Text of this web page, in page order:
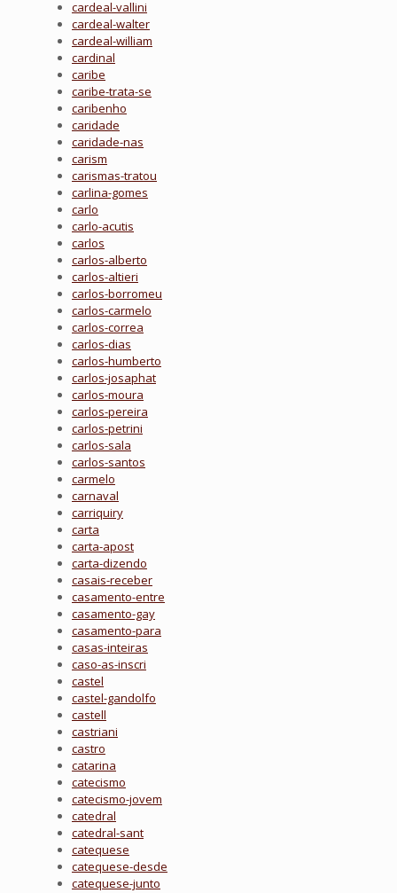
cardeal-vallini
cardeal-walter
cardeal-william
cardinal
caribe
caribe-trata-se
caribenho
caridade
caridade-nas
carism
carismas-tratou
carlina-gomes
carlo
carlo-acutis
carlos
carlos-alberto
carlos-altieri
carlos-borromeu
carlos-carmelo
carlos-correa
carlos-dias
carlos-humberto
carlos-josaphat
carlos-moura
carlos-pereira
carlos-petrini
carlos-sala
carlos-santos
carmelo
carnaval
carriquiry
carta
carta-apost
carta-dizendo
casais-receber
casamento-entre
casamento-gay
casamento-para
casas-inteiras
caso-as-inscri
castel
castel-gandolfo
castell
castriani
castro
catarina
catecismo
catecismo-jovem
catedral
catedral-sant
catequese
catequese-desde
catequese-junto